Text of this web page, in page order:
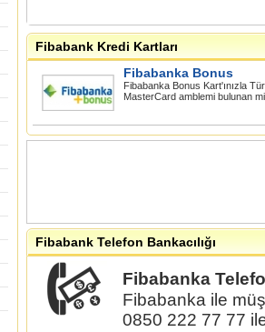
Fibabank Kredi Kartları
Fibabanka Bonus
Fibabanka Bonus Kart'ınızla
MasterCard amblemi bulunan
Fibabank Telefon Bankacılığı
Fibabanka
Fibabanka ile
0850 222 77 77